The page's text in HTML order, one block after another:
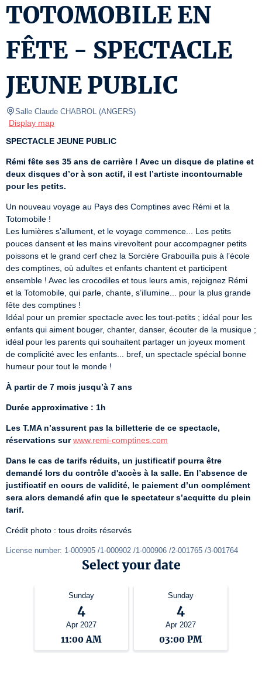
TOTOMOBILE EN
FÊTE - SPECTACLE
JEUNE PUBLIC
Salle Claude CHABROL (ANGERS)
Display map
SPECTACLE JEUNE PUBLIC
Rémi fête ses 35 ans de carrière ! Avec un disque de platine et
deux disques d’or à son actif, il est l’artiste incontournable
pour les petits.
Un nouveau voyage au Pays des Comptines avec Rémi et la
Totomobile !
Les lumières s’allument, et le voyage commence... Les petits
pouces dansent et les mains virevoltent pour accompagner petits
poissons et le grand cerf chez la Sorcière Grabouilla puis à l’école
des comptines, où adultes et enfants chantent et participent
ensemble ! Avec les crocodiles et tous leurs amis, rejoignez Rémi
et la Totomobile, qui parle, chante, s’illumine... pour la plus grande
fête des comptines !
Idéal pour un premier spectacle avec les tout-petits ; idéal pour les
enfants qui aiment bouger, chanter, danser, écouter de la musique ;
idéal pour les parents qui souhaitent partager un joyeux moment
de complicité avec les enfants... bref, un spectacle spécial bonne
humeur pour tout le monde !
À partir de 7 mois jusqu’à 7 ans
Durée approximative : 1h
Les T.MA n’assurent pas la billetterie de ce spectacle,
réservations sur www.remi-comptines.com
Dans le cas de tarifs réduits, un justificatif pourra être
demandé lors du contrôle d'accès à la salle. En l’absence de
justificatif en cours de validité, le paiement d’un complément
sera alors demandé afin que le spectateur s’acquitte du plein
tarif.
Crédit photo : tous droits réservés
License number: 1-000905 /1-000902 /1-000906 /2-001765 /3-001764
Select your date
Sunday
4
Apr 2027
11:00 AM
Sunday
4
Apr 2027
03:00 PM